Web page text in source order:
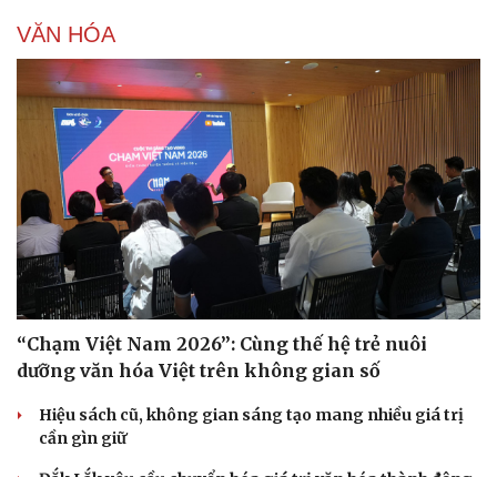
Văn hóa
Giải trí
VĂN HÓA
“Chạm Việt Nam 2026”: Cùng thế hệ trẻ nuôi
dưỡng văn hóa Việt trên không gian số
Hiệu sách cũ, không gian sáng tạo mang nhiều giá trị
cần gìn giữ